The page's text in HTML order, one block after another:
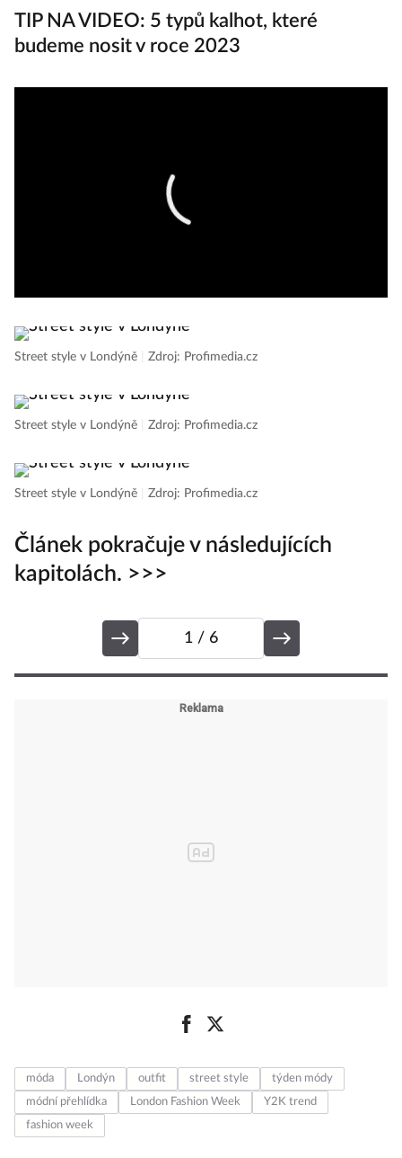
TIP NA VIDEO: 5 typů kalhot, které
budeme nosit v roce 2023
Street style v Londýně Zdroj: Profimedia.cz
Street style v Londýně Zdroj: Profimedia.cz
Street style v Londýně Zdroj: Profimedia.cz
Článek pokračuje v následujících
kapitolách. >>>
1 / 6
móda Londýn outfit street style
týden módy
módní přehlídka
London Fashion Week
Y2K trend
fashion week